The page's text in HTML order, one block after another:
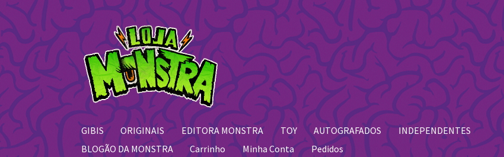
Pular
para
navegação
Pular
para
o
conteúdo
GIBIS ORIGINAIS EDITORA MONSTRA TOY AUTOGRAFADOS
INDEPENDENTES
BLOGÃO DA MONSTRA
Carrinho Minha Conta Pedidos